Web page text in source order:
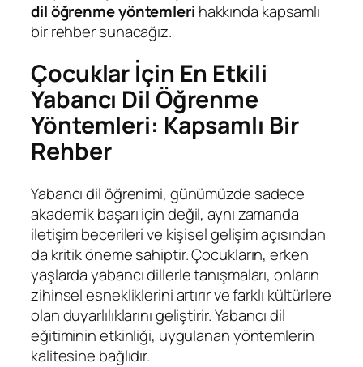
dil öğrenme yöntemleri hakkında kapsamlı
bir rehber sunacağız.
Çocuklar İçin En Etkili
Yabancı Dil Öğrenme
Yöntemleri: Kapsamlı Bir
Rehber
Yabancı dil öğrenimi, günümüzde sadece
akademik başarı için değil, aynı zamanda
iletişim becerileri ve kişisel gelişim açısından
da kritik öneme sahiptir. Çocukların, erken
yaşlarda yabancı dillerle tanışmaları, onların
zihinsel esnekliklerini artırır ve farklı kültürlere
olan duyarlılıklarını geliştirir. Yabancı dil
eğitiminin etkinliği, uygulanan yöntemlerin
kalitesine bağlıdır.